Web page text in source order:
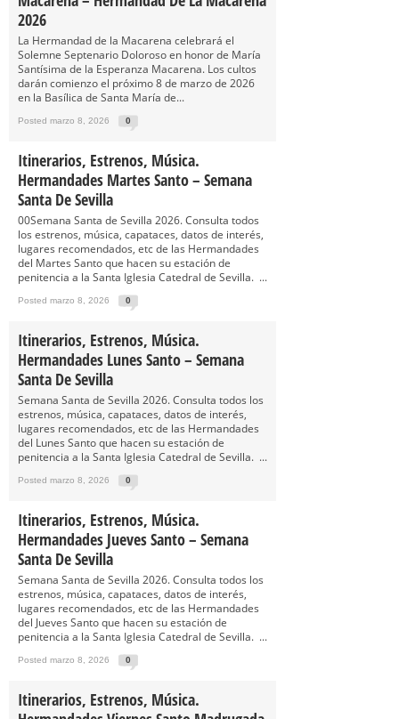
2026
La Hermandad de la Macarena celebrará el
Solemne Septenario Doloroso en honor de María
Santísima de la Esperanza Macarena. Los cultos
darán comienzo el próximo 8 de marzo de 2026
en la Basílica de Santa María de...
Posted marzo 8, 2026 0
Itinerarios, Estrenos, Música.
Hermandades Martes Santo – Semana
Santa De Sevilla
00Semana Santa de Sevilla 2026. Consulta todos
los estrenos, música, capataces, datos de interés,
lugares recomendados, etc de las Hermandades
del Martes Santo que hacen su estación de
penitencia a la Santa Iglesia Catedral de Sevilla. ...
Posted marzo 8, 2026 0
Itinerarios, Estrenos, Música.
Hermandades Lunes Santo – Semana
Santa De Sevilla
Semana Santa de Sevilla 2026. Consulta todos los
estrenos, música, capataces, datos de interés,
lugares recomendados, etc de las Hermandades
del Lunes Santo que hacen su estación de
penitencia a la Santa Iglesia Catedral de Sevilla. ...
Posted marzo 8, 2026 0
Itinerarios, Estrenos, Música.
Hermandades Jueves Santo – Semana
Santa De Sevilla
Semana Santa de Sevilla 2026. Consulta todos los
estrenos, música, capataces, datos de interés,
lugares recomendados, etc de las Hermandades
del Jueves Santo que hacen su estación de
penitencia a la Santa Iglesia Catedral de Sevilla. ...
Posted marzo 8, 2026 0
Itinerarios, Estrenos, Música.